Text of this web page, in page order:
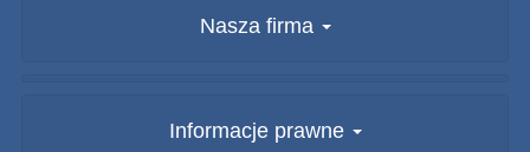
Nasza firma
Informacje prawne